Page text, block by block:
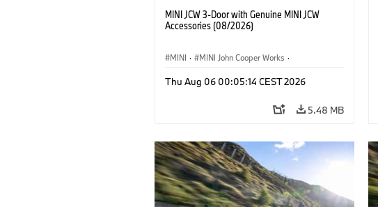
MINI JCW 3-Door with Genuine MINI JCW
Accessories (08/2026)
MINI · MINI John Cooper Works ·
Optional Extras, Accessories
Thu Aug 06 00:05:14 CEST 2026
5.48 MB